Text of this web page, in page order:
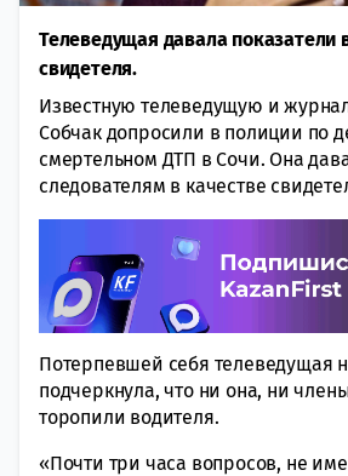
Телеведущая давала показатели
свидетеля.
Известную телеведущую и
Собчак допросили в полиции по
смертельном ДТП в Сочи. Она
следователям в качестве
Потерпевшей себя телеведущая
подчеркнула, что ни она, ни
торопили водителя.
«Почти три часа вопросов, не